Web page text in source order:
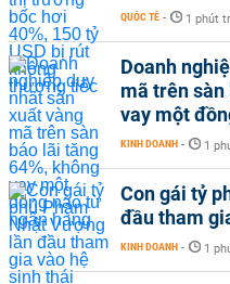
QUỐC TẾ - 1 phút
Doanh
mã trên sàn
vay một
KINH DOANH - 1
Con gái tỷ
đầu tham
KINH DOANH - 1